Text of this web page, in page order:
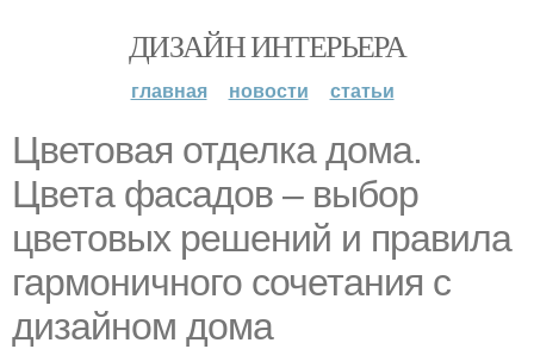
ДИЗАЙН ИНТЕРЬЕРА
главная новости статьи
Цветовая отделка дома.
Цвета фасадов – выбор
цветовых решений и правила
гармоничного сочетания с
дизайном дома